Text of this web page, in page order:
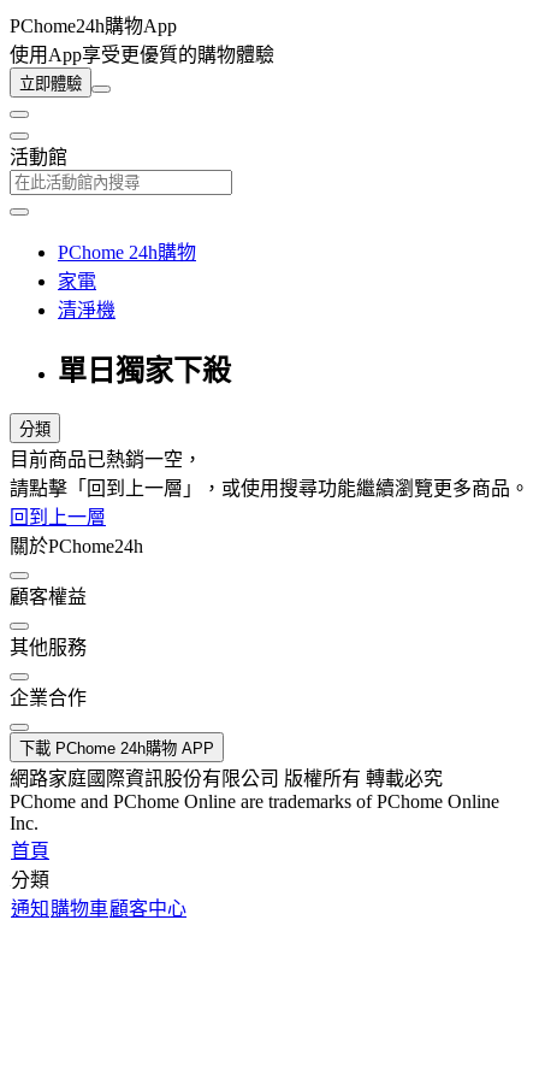
PChome24h購物App
使用App享受更優質的購物體驗
立即體驗
活動館
PChome 24h購物
家電
清淨機
單日獨家下殺
分類
目前商品已熱銷一空，
請點擊「回到上一層」，或使用搜尋功能繼續瀏覽更多商品。
回到上一層
關於PChome24h
顧客權益
其他服務
企業合作
下載 PChome 24h購物 APP
網路家庭國際資訊股份有限公司 版權所有 轉載必究
PChome and PChome Online are trademarks of PChome Online
Inc.
首頁
分類
通知 購物車顧客中心